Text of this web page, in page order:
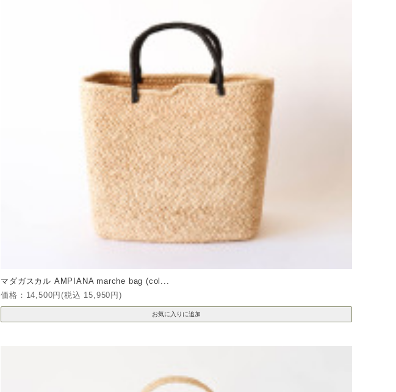
マダガスカル AMPIANA marche bag (col...
価格：14,500円(税込 15,950円)